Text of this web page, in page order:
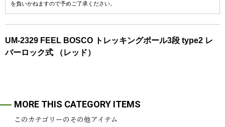
を負いかねますので予めご了承ください。
UM-2329 FEEL BOSCO トレッキングポール3段 type2 レ
バーロック式 （レッド）
MORE THIS CATEGORY ITEMS
このカテゴリーのその他アイテム